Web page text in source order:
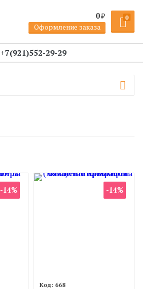
0
0₽
Оформление заказа
+7(921)552-29-29
-14% -14%
668